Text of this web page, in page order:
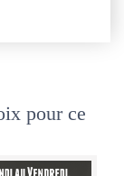
pour ce